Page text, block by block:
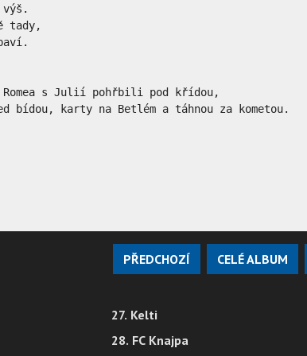
tady,
s Julií pohřbili pod křídou,
bídou, karty na Betlém a táhnou za kometou.
PŘEDCHOZÍ CELÉ ALBUM
27. Kelti
28. FC Knajpa